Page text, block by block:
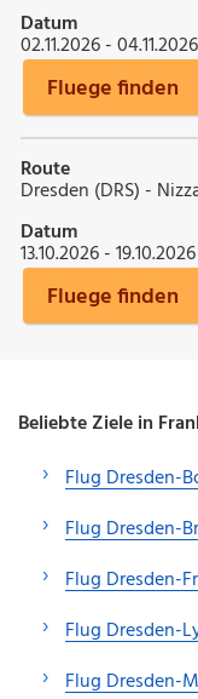
Datum
02.11.2026 - 04.11.2026
Fluege finden
Route
Dresden (DRS) -
Datum
13.10.2026 - 19.10.2026
Fluege finden
Beliebte Ziele in
Flug Dresden-
Flug Dresden-
Flug Dresden-
Flug Dresden-
Flug Dresden-